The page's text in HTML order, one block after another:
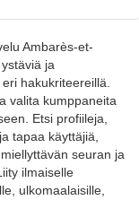
Ambarès-et-
ja
hakukriteereillä.
valita kumppaneita
Etsi profiileja,
tapaa käyttäjiä,
seuran ja
ilmaiselle
ulkomaalaisille,